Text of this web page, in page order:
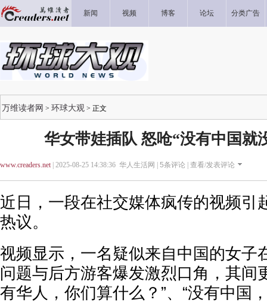
新闻 视频 博客 论坛 分类广告
万维读者网 > 环球大观 > 正文
华女带娃插队 怒呛“没有中国就
www.creaders.net| 2025-08-25 14:38:36 华人生活网 | 5条评论 | 查看/发表评论
近日，一段在社交媒体疯传的视频引
热议。
视频显示，一名疑似来自中国的女子
问题与后方游客爆发激烈口角，其间
有华人，你们算什么？”、“没有中国